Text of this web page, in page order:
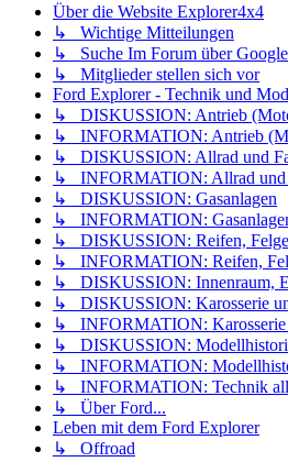
Über die Website Explorer4x4
↳ Wichtige Mitteilungen
↳ Suche Im Forum über Google
↳ Mitglieder stellen sich vor
Ford Explorer - Technik und
↳ DISKUSSION: Antrieb
↳ INFORMATION: Antrieb
↳ DISKUSSION: Allrad und
↳ INFORMATION: Allrad und
↳ DISKUSSION: Gasanlagen
↳ INFORMATION:
↳ DISKUSSION: Reifen,
↳ INFORMATION: Reifen,
↳ DISKUSSION: Innenraum,
↳ DISKUSSION: Karosserie
↳ INFORMATION: Karosserie
↳ DISKUSSION:
↳ INFORMATION:
↳ INFORMATION: Technik
↳ Über Ford...
Leben mit dem Ford Explorer
↳ Offroad